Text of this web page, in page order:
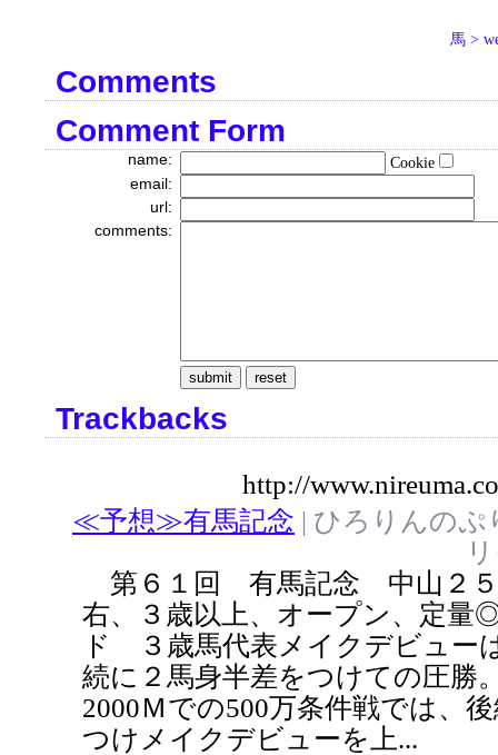
馬 >
Comments
Comment Form
name:
Cookie
email:
url:
comments:
Trackbacks
http://
≪予想≫有馬記念 | ひろりんの
第６１回 有馬記念 中山２５
右、３歳以上、オープン、定量
ド ３歳馬代表メイクデビュー
続に２馬身半差をつけての圧勝
2000Ｍでの500万条件戦では、
つけメイクデビューを上...